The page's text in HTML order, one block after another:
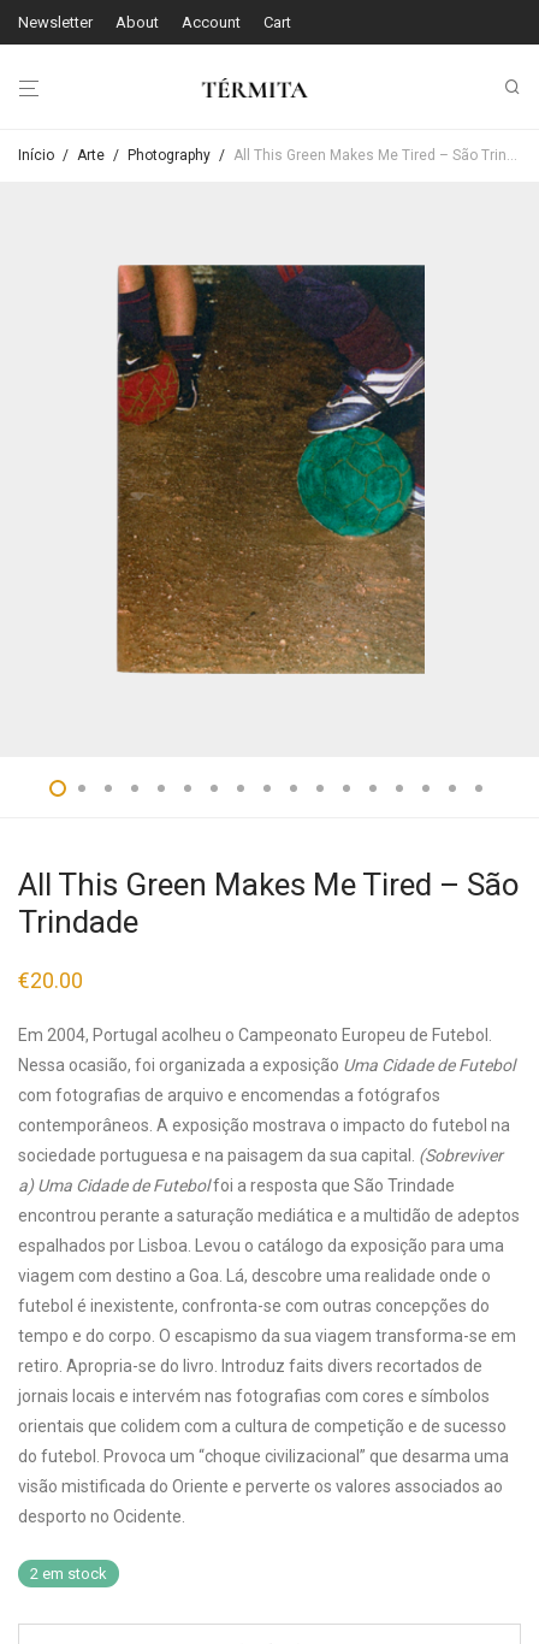
Newsletter About Account Cart
Início / Arte / Photography / All This Green Makes Me Tired – São Trindade
All This Green Makes Me Tired – São
Trindade
€20.00
Em 2004, Portugal acolheu o Campeonato Europeu de Futebol.
Nessa ocasião, foi organizada a exposição Uma Cidade de Futebol
com fotografias de arquivo e encomendas a fotógrafos
contemporâneos. A exposição mostrava o impacto do futebol na
sociedade portuguesa e na paisagem da sua capital. (Sobreviver
a) Uma Cidade de Futebolfoi a resposta que São Trindade
encontrou perante a saturação mediática e a multidão de adeptos
espalhados por Lisboa. Levou o catálogo da exposição para uma
viagem com destino a Goa. Lá, descobre uma realidade onde o
futebol é inexistente, confronta-se com outras concepções do
tempo e do corpo. O escapismo da sua viagem transforma-se em
retiro. Apropria-se do livro. Introduz faits divers recortados de
jornais locais e intervém nas fotografias com cores e símbolos
orientais que colidem com a cultura de competição e de sucesso
do futebol. Provoca um “choque civilizacional” que desarma uma
visão mistificada do Oriente e perverte os valores associados ao
desporto no Ocidente.
2 em stock